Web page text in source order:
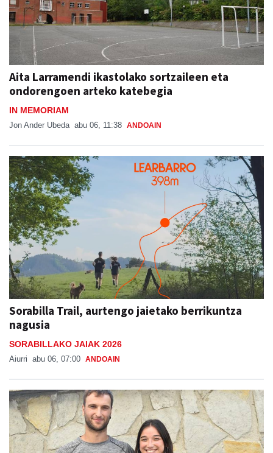
Aita Larramendi ikastolako sortzaileen eta
ondorengoen arteko katebegia
IN MEMORIAM
Jon Ander Ubeda abu 06, 11:38 ANDOAIN
Sorabilla Trail, aurtengo jaietako berrikuntza
nagusia
SORABILLAKO JAIAK 2026
Aiurri abu 06, 07:00 ANDOAIN